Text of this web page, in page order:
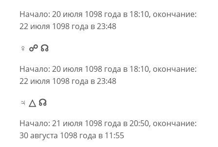
Начало: 20 июля 1098 года в 18:10, окончание:
22 июля 1098 года в 23:48
♀ ☍ ☊
Начало: 20 июля 1098 года в 18:10, окончание:
22 июля 1098 года в 23:48
♃ △ ☊
Начало: 21 июля 1098 года в 20:50, окончание:
30 августа 1098 года в 11:55